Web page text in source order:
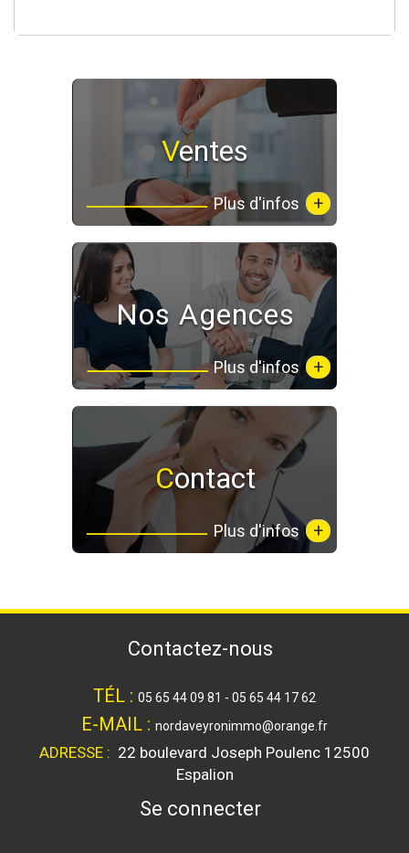
Ventes
Plus d'infos +
Nos Agences
Plus d'infos +
Contact
Plus d'infos +
contactez-nous
TÉL : 05 65 44 09 81 - 05 65 44 17 62
E-MAIL : nordaveyronimmo@orange.fr
ADRESSE : 22 boulevard Joseph Poulenc 12500
Espalion
se connecter